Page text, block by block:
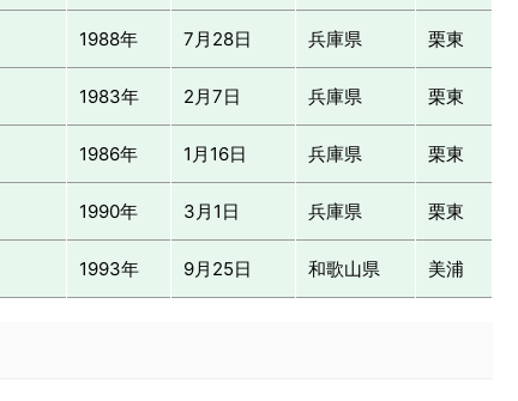
1988年 7月28日 兵庫県 栗東
1983年 2月7日 兵庫県 栗東
1986年 1月16日 兵庫県 栗東
1990年 3月1日 兵庫県 栗東
1993年 9月25日 和歌山県 美浦